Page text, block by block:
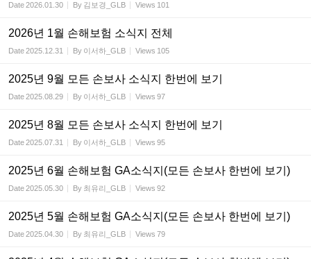
Date2026.01.30 By 김보경_GLB Views 101
2026년 1월 손해보험 소식지 전체
Date2025.12.31 By 이서하_GLB Views 105
2025년 9월 모든 손보사 소식지 한번에 보기
Date2025.08.29 By 이서하_GLB Views 97
2025년 8월 모든 손보사 소식지 한번에 보기
Date2025.07.31 By 이서하_GLB Views 95
2025년 6월 손해보험 GA소식지(모든 손보사 한번에 보기)
Date2025.05.30 By 최유리_GLB Views 92
2025년 5월 손해보험 GA소식지(모든 손보사 한번에 보기)
Date2025.04.30 By 최유리_GLB Views 79